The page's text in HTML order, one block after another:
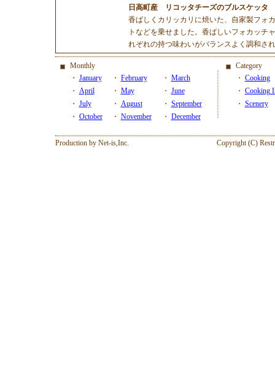
日高町産 リコッタチーズのブルスケッタ
香ばしくカリッカリに焼いた、自家製フォ
トなどを乗せました。香ばしいフォカッチ
れぞれの持つ味わいがバランスよく調和さ
Monthly
・ January ・ February ・ March
・ April ・ May ・ June
・ July ・ August ・ September
・ October ・ November ・ December
Category
・ Cooking
・ Cooking
・ Scenery
Production by Net-is,Inc. Copyright (C)